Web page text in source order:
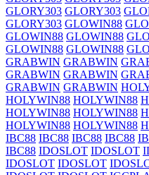
GLORY303 GLORY303
GLORY303 GLOWIN88
GLOWIN88 GLOWIN88
GLOWIN88 GLOWIN88
GRABWIN GRABWIN
GRABWIN GRABWIN
GRABWIN GRABWIN
HOLYWIN88 HOLYWIN88
HOLYWIN88 HOLYWIN88
HOLYWIN88 HOLYWIN88
IBC88 IBC88 IBC88 IBC88
IBC88 IDOSLOT IDOSLOT
IDOSLOT IDOSLOT